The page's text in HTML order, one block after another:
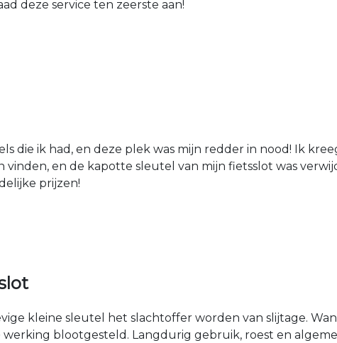
deze service ten zeerste aan!
die ik had, en deze plek was mijn redder in nood! Ik
en de kapotte sleutel van mijn fietsslot was
prijzen!
kleine sleutel het slachtoffer worden van slijtage.
blootgesteld. Langdurig gebruik, roest en